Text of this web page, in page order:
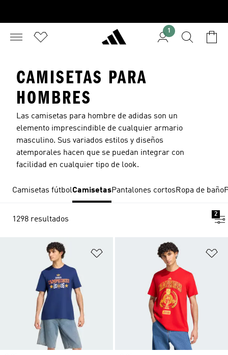
1
CAMISETAS PARA
HOMBRES
Las camisetas para hombre de adidas son un
elemento imprescindible de cualquier armario
masculino. Sus variados estilos y diseños
atemporales hacen que se puedan integrar con
facilidad en cualquier tipo de look.
Camisetas fútbolCamisetasPantalones cortosRopa de baño
1298 resultados
2
Añadir a la lista de deseos